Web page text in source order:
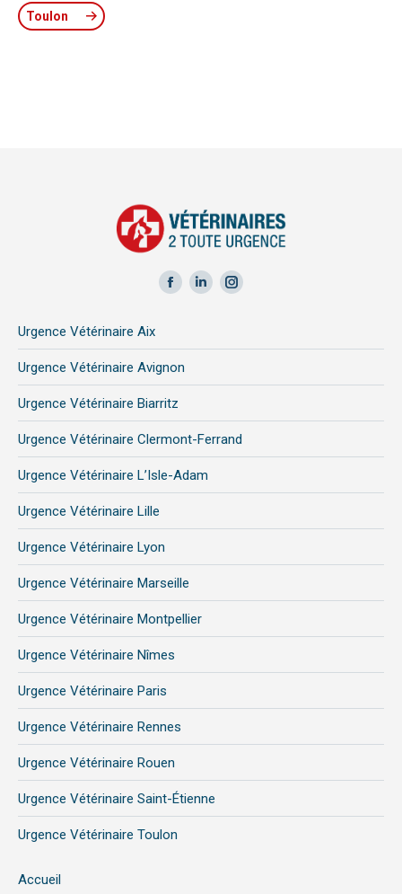
Toulon
Facebook
in
new
window
LinkedIn
new
Instagram
new
Urgence Vétérinaire Aix
Urgence Vétérinaire Avignon
Urgence Vétérinaire Biarritz
Urgence Vétérinaire Clermont-Ferrand
Urgence Vétérinaire L’Isle-Adam
Urgence Vétérinaire Lille
Urgence Vétérinaire Lyon
Urgence Vétérinaire Marseille
Urgence Vétérinaire Montpellier
Urgence Vétérinaire Nîmes
Urgence Vétérinaire Paris
Urgence Vétérinaire Rennes
Urgence Vétérinaire Rouen
Urgence Vétérinaire Saint-Étienne
Urgence Vétérinaire Toulon
Accueil